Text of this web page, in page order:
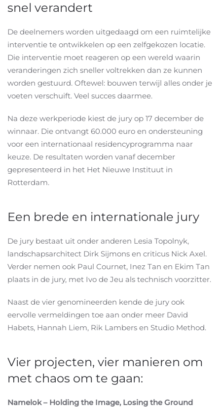
snel verandert
De deelnemers worden uitgedaagd om een ruimtelijke
interventie te ontwikkelen op een zelfgekozen locatie.
Die interventie moet reageren op een wereld waarin
veranderingen zich sneller voltrekken dan ze kunnen
worden gestuurd. Oftewel: bouwen terwijl alles onder je
voeten verschuift. Veel succes daarmee.
Na deze werkperiode kiest de jury op 17 december de
winnaar. Die ontvangt 60.000 euro en ondersteuning
voor een internationaal residencyprogramma naar
keuze. De resultaten worden vanaf december
gepresenteerd in het Het Nieuwe Instituut in
Rotterdam.
Een brede en internationale jury
De jury bestaat uit onder anderen Lesia Topolnyk,
landschapsarchitect Dirk Sijmons en criticus Nick Axel.
Verder nemen ook Paul Cournet, Inez Tan en Ekim Tan
plaats in de jury, met Ivo de Jeu als technisch voorzitter.
Naast de vier genomineerden kende de jury ook
eervolle vermeldingen toe aan onder meer David
Habets, Hannah Liem, Rik Lambers en Studio Method.
Vier projecten, vier manieren om
met chaos om te gaan:
Namelok – Holding the Image, Losing the Ground